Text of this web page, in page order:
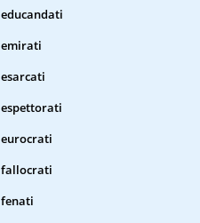
educandati
emirati
esarcati
espettorati
eurocrati
fallocrati
fenati